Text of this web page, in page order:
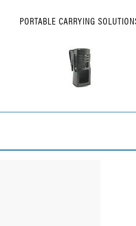
PORTABLE CARRYING